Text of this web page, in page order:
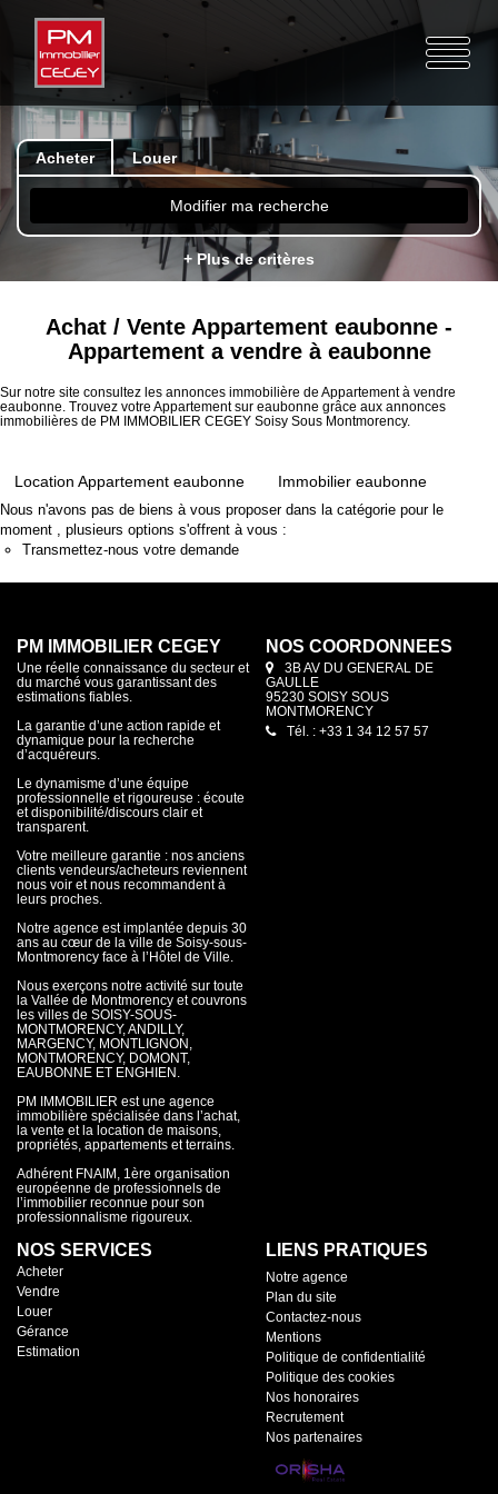
Acheter Louer
Modifier ma recherche
+ Plus de critères
Achat / Vente Appartement eaubonne -
Appartement a vendre à eaubonne
Sur notre site consultez les annonces immobilière de Appartement à vendre
eaubonne. Trouvez votre Appartement sur eaubonne grâce aux annonces
immobilières de PM IMMOBILIER CEGEY Soisy Sous Montmorency.
Location Appartement eaubonne Immobilier eaubonne
Nous n'avons pas de biens à vous proposer dans la catégorie pour le
moment , plusieurs options s'offrent à vous :
Transmettez-nous votre demande
PM IMMOBILIER CEGEY
Une réelle connaissance du secteur et
du marché vous garantissant des
estimations fiables.
La garantie d’une action rapide et
dynamique pour la recherche
d’acquéreurs.
Le dynamisme d’une équipe
professionnelle et rigoureuse : écoute
et disponibilité/discours clair et
transparent.
Votre meilleure garantie : nos anciens
clients vendeurs/acheteurs reviennent
nous voir et nous recommandent à
leurs proches.
Notre agence est implantée depuis 30
ans au cœur de la ville de Soisy-sous-
Montmorency face à l’Hôtel de Ville.
Nous exerçons notre activité sur toute
la Vallée de Montmorency et couvrons
les villes de SOISY-SOUS-
MONTMORENCY, ANDILLY,
MARGENCY, MONTLIGNON,
MONTMORENCY, DOMONT,
EAUBONNE ET ENGHIEN.
PM IMMOBILIER est une agence
immobilière spécialisée dans l’achat,
la vente et la location de maisons,
propriétés, appartements et terrains.
Adhérent FNAIM, 1ère organisation
européenne de professionnels de
l’immobilier reconnue pour son
professionnalisme rigoureux.
NOS COORDONNÉES
3B AV DU GENERAL DE
GAULLE
95230 SOISY SOUS
MONTMORENCY
Tél. : +33 1 34 12 57 57
NOS SERVICES
Acheter
Vendre
Louer
Gérance
Estimation
LIENS PRATIQUES
Notre agence
Plan du site
Contactez-nous
Mentions
Politique de confidentialité
Politique des cookies
Nos honoraires
Recrutement
Nos partenaires